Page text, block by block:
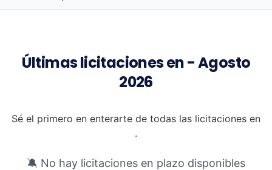
Últimas licitaciones en - Agosto
2026
Sé el primero en enterarte de todas las licitaciones en
.
🔕 No hay licitaciones en plazo disponibles